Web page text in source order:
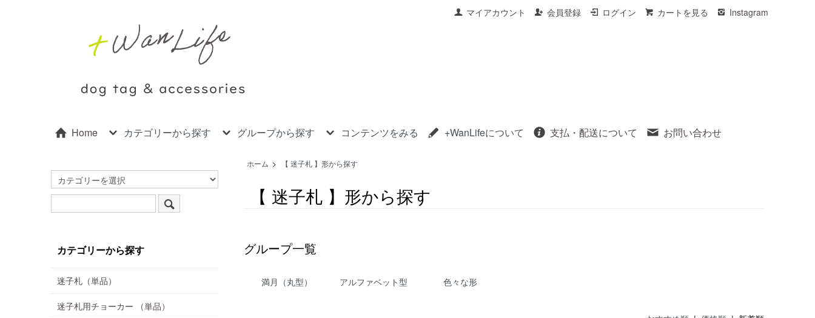
マイアカウント 会員登録 ログイン カートを見る Instagram
Home カテゴリーから探す グループから探す コンテンツをみる +WanLifeについて 支払・配送について お問い合わせ
ホーム > 【 迷子札 】形から探す
【 迷子札 】形から探す
グループ一覧
満月（丸型） アルファベット型 色々な形
カテゴリーから探す
迷子札（単品）
迷子札用チョーカー （単品）